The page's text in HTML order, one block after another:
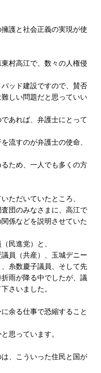
護と社会正義の実現が使
村高江で、数々の人権侵
ッド建設ですので、賛否
しい問題だと思っていい
あれば、弁護士にとって
流すのが弁護士の使命、
ため、一人でも多くの方
ただいていたところ、
団のみなさまに、高江で
係などを説明させていた
民進党）と、
員（共産）、玉城デニー
糸数慶子議員、そして先
雨が降る中でしたが、議
さいました。
余る仕事で恐縮すること
思っています。
、こういった住民と国が